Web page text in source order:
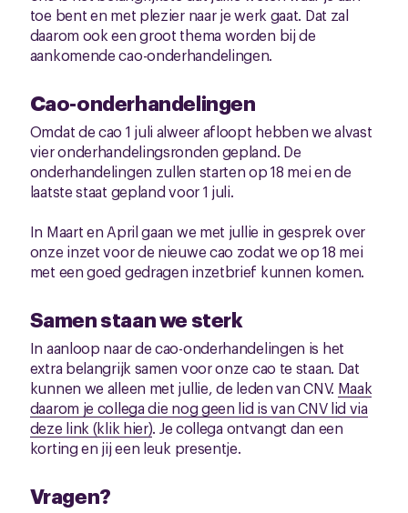
toe bent en met plezier naar je werk gaat. Dat zal
daarom ook een groot thema worden bij de
aankomende cao-onderhandelingen.
Cao-onderhandelingen
Omdat de cao 1 juli alweer afloopt hebben we alvast
vier onderhandelingsronden gepland. De
onderhandelingen zullen starten op 18 mei en de
laatste staat gepland voor 1 juli.
In Maart en April gaan we met jullie in gesprek over
onze inzet voor de nieuwe cao zodat we op 18 mei
met een goed gedragen inzetbrief kunnen komen.
Samen staan we sterk
In aanloop naar de cao-onderhandelingen is het
extra belangrijk samen voor onze cao te staan. Dat
kunnen we alleen met jullie, de leden van CNV. Maak
daarom je collega die nog geen lid is van CNV lid via
deze link (klik hier). Je collega ontvangt dan een
korting en jij een leuk presentje.
Vragen?